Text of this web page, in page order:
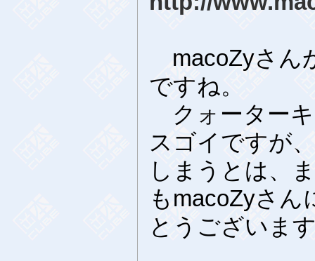
macoZyさん
ですね。
クォーター
スゴイですが
しまうとは、
もmacoZyさん
とうございま